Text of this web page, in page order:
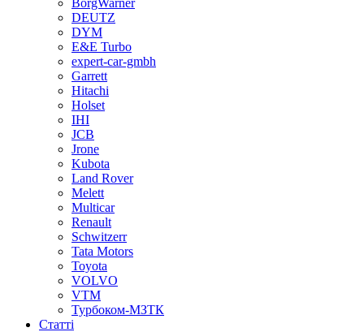
BorgWarner
DEUTZ
DYM
E&E Turbo
expert-car-gmbh
Garrett
Hitachi
Holset
IHI
JCB
Jrone
Kubota
Land Rover
Melett
Multicar
Renault
Schwitzerr
Tata Motors
Toyota
VOLVO
VTM
Турбоком-МЗТК
Статті